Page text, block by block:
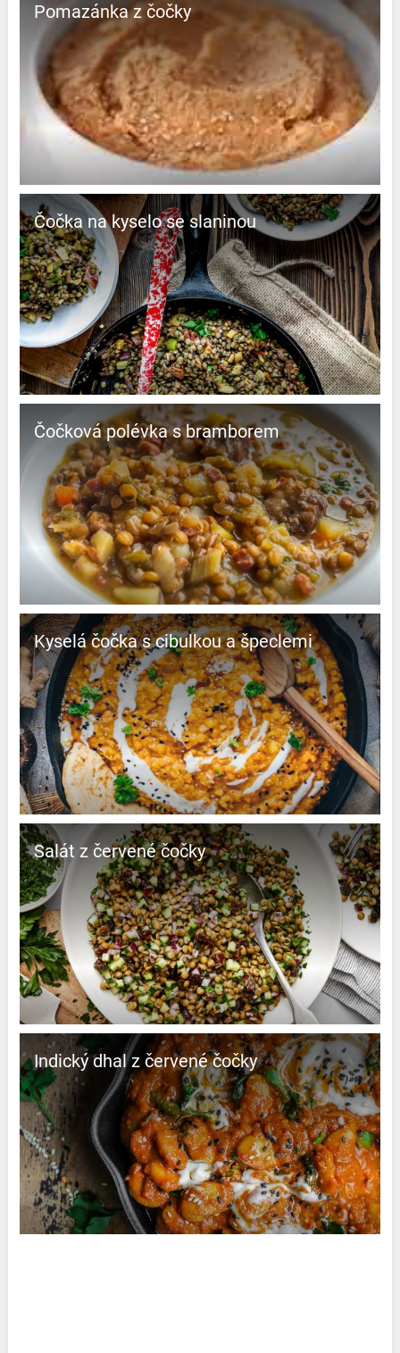
Pomazánka z čočky
Čočka na kyselo se slaninou
Čočková polévka s bramborem
Kyselá čočka s cibulkou a špeclemi
Salát z červené čočky
Indický dhal z červené čočky